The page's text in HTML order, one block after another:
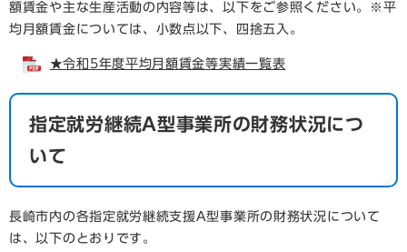
額賃金や主な生産活動の内容等は、以下をご参照ください。※平
均月額賃金については、小数点以下、四捨五入。
★令和5年度平均月額賃金等実績一覧表
指定就労継続A型事業所の財務状況につ
いて
長崎市内の各指定就労継続支援A型事業所の財務状況について
は、以下のとおりです。